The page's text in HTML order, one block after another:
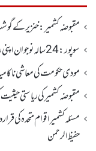
مقبوضہ کشمیر: خنزیر کے
سوپور : 24سالہ نوجوان اپنی رہائش گاہ پر مردہ پایا گیا
مودی حکومت کی معاشی
مقبوضہ کشمیر کی ریاستی
مسئلہ کشمیر اقوام متحدہ
حفیظ الرحمن